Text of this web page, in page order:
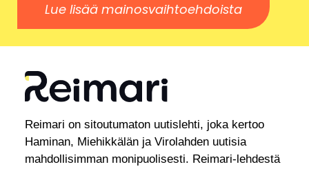
Lue lisää mainosvaihtoehdoista
Reimari on sitoutumaton uutislehti, joka kertoo
Haminan, Miehikkälän ja Virolahden uutisia
mahdollisimman monipuolisesti. Reimari-lehdestä